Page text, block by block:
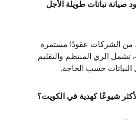
صيانة نباتات طويلة الأجل
من الشركات عقودًا مستمرة
تشمل الري المنتظم والتقليم
النباتات حسب الحاجة.
شيوعًا كهدية في الكويت؟